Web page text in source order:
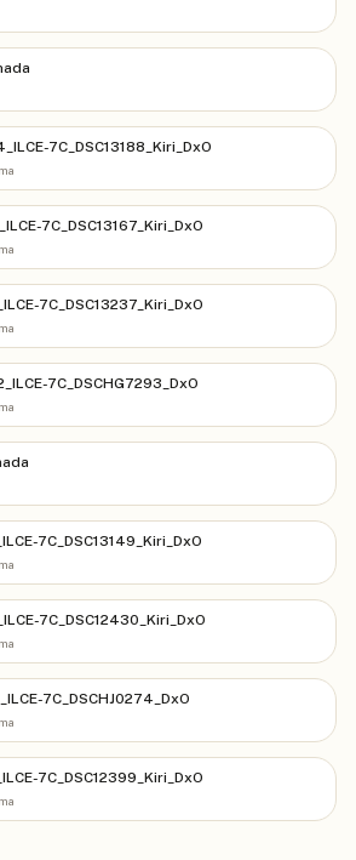
7C_DSC13188_Kiri_DxO
7C_DSC13167_Kiri_DxO
7C_DSC13237_Kiri_DxO
7C_DSCHG7293_DxO
7C_DSC13149_Kiri_DxO
7C_DSC12430_Kiri_DxO
7C_DSCHJ0274_DxO
7C_DSC12399_Kiri_DxO